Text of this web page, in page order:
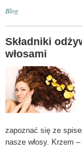
Blog
Składniki
włosami
zapoznać się ze
nasze włosy. Krzem